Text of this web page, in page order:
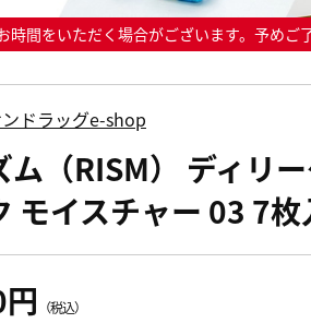
間をいただく場合がございます。予めご
ドラッグe-shop
ム（RISM） ディリ
モイスチャー 03 7枚
（税込）